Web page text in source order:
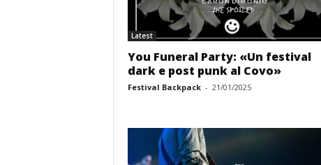
Latest
You Funeral Party: «Un festival
dark e post punk al Covo»
Festival Backpack - 21/01/2025